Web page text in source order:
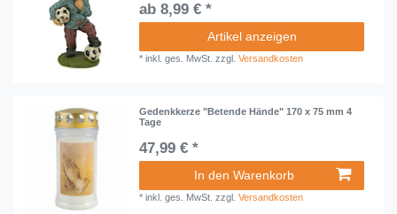
ab 8,99 € *
Artikel anzeigen
*inkl. ges. MwSt. zzgl.Versandkosten
Gedenkkerze "Betende Hände" 170 x 75 mm 4
Tage
47,99 € *
In den Warenkorb
*inkl. ges. MwSt. zzgl.Versandkosten